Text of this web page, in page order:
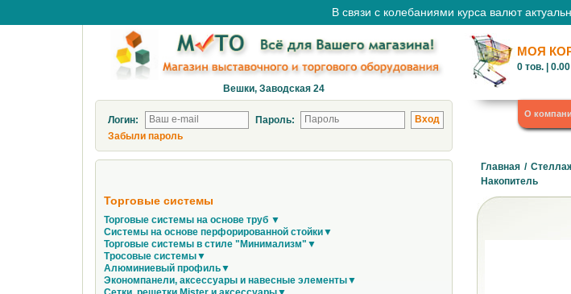
В связи с колебаниями курса валют
Вешки, Заводская 24
МОЯ
0 тов. |0.00
Логин:
Пароль:
Забыли пароль
О
Торговые системы
Торговые системы на основе труб ▼
Системы на основе перфорированной стойки▼
Торговые системы в стиле "Минимализм"▼
Тросовые системы▼
Алюминиевый профиль▼
Экономпанели, аксессуары и навесные элементы▼
Главная /
Накопитель